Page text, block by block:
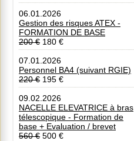
06.01.2026
Gestion des risques ATEX -
FORMATION DE BASE
200 € 180 €
07.01.2026
Personnel BA4 (suivant RGIE)
220 € 195 €
09.02.2026
NACELLE ELEVATRICE à bras
télescopique - Formation de
base + Evaluation / brevet
560 € 500 €